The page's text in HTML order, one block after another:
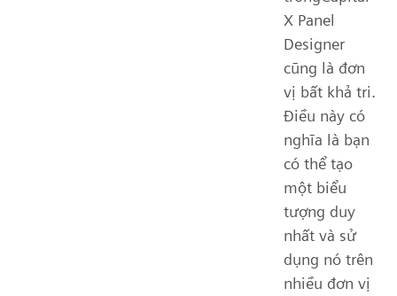
X Panel
Designer
cũng là đơn
vị bất khả tri.
Điều này có
nghĩa là bạn
có thể tạo
một biểu
tượng duy
nhất và sử
dụng nó trên
nhiều đơn vị